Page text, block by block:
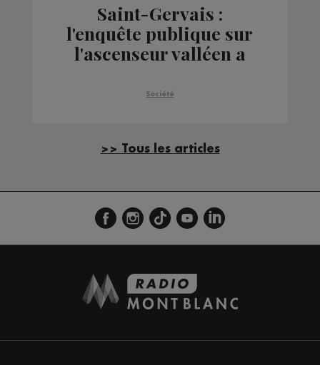
Saint-Gervais :
l'enquête publique sur
l'ascenseur valléen a
Société
>> Tous les articles